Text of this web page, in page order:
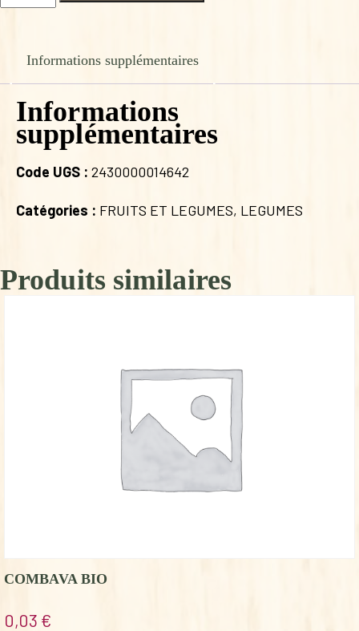
Informations supplémentaires
Informations
supplémentaires
Code UGS : 2430000014642
Catégories : FRUITS ET LEGUMES, LEGUMES
Produits similaires
COMBAVA BIO
0,03 €